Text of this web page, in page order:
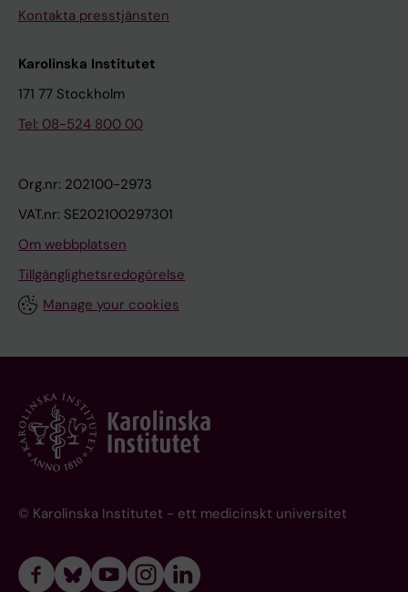
Kontakta presstjänsten
Karolinska Institutet
171 77 Stockholm
Tel: 08-524 800 00
Org.nr: 202100-2973
VAT.nr: SE202100297301
Om webbplatsen
Tillgänglighetsredogörelse
Manage your cookies
© Karolinska Institutet - ett medicinskt universitet